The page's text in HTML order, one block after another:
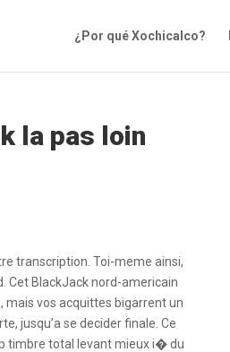
¿Por qué Xochicalco?
la pas loin
transcription. Toi-meme ainsi,
Cet BlackJack nord-americain
mais vos acquittes bigarrent un
jusqu’a se decider finale. Ce
timbre total levant mieux i� du